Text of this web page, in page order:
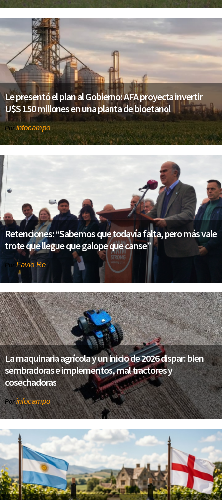
Le presentó el plan al Gobierno: AFA proyecta invertir
U$S 150 millones en una planta de bioetanol
Porinfocampo
Retenciones: “Sabemos que todavía falta, pero más vale
trote que llegue que galope que canse”
Por Favio Re
La maquinaria agrícola y un inicio de 2026 dispar: bien
sembradoras e implementos, mal tractores y
cosechadoras
Porinfocampo